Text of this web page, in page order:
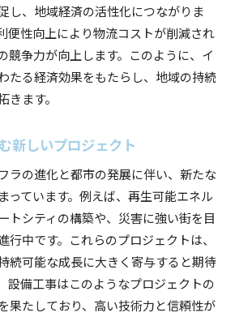
し、地域経済の活性化につながりま
便性向上により物流コストが削減され
競争力が向上します。このように、イ
たる経済効果をもたらし、地域の持続
ます。
新しいプロジェクト
ラの進化と都市の発展に伴い、新たな
っています。例えば、再生可能エネル
トシティの構築や、災害に強い街を目
行中です。これらのプロジェクトは、
続可能な成長に大きく寄与すると期待
設備工事はこのようなプロジェクトの
果たしており、高い技術力と信頼性が